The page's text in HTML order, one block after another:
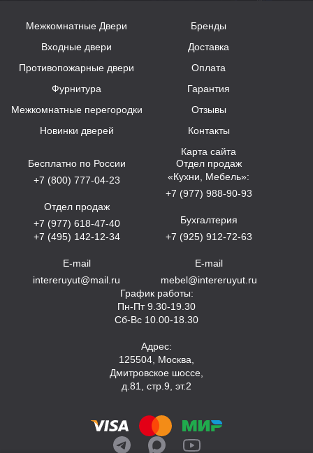
Межкомнатные Двери
Входные двери
Противопожарные двери
Фурнитура
Межкомнатные перегородки
Новинки дверей
Бренды
Доставка
Оплата
Гарантия
Отзывы
Контакты
Карта сайта
Бесплатно по России
+7 (800) 777-04-23
Отдел продаж
+7 (977) 618-47-40
+7 (495) 142-12-34
E-mail
intereruyut@mail.ru
Отдел продаж
«Кухни, Мебель»:
+7 (977) 988-90-93
Бухгалтерия
+7 (925) 912-72-63
E-mail
mebel@intereruyut.ru
График работы:
Пн-Пт 9.30-19.30
Сб-Вс 10.00-18.30
Адрес:
125504, Москва,
Дмитровское шоссе,
д.81, стр.9, эт.2